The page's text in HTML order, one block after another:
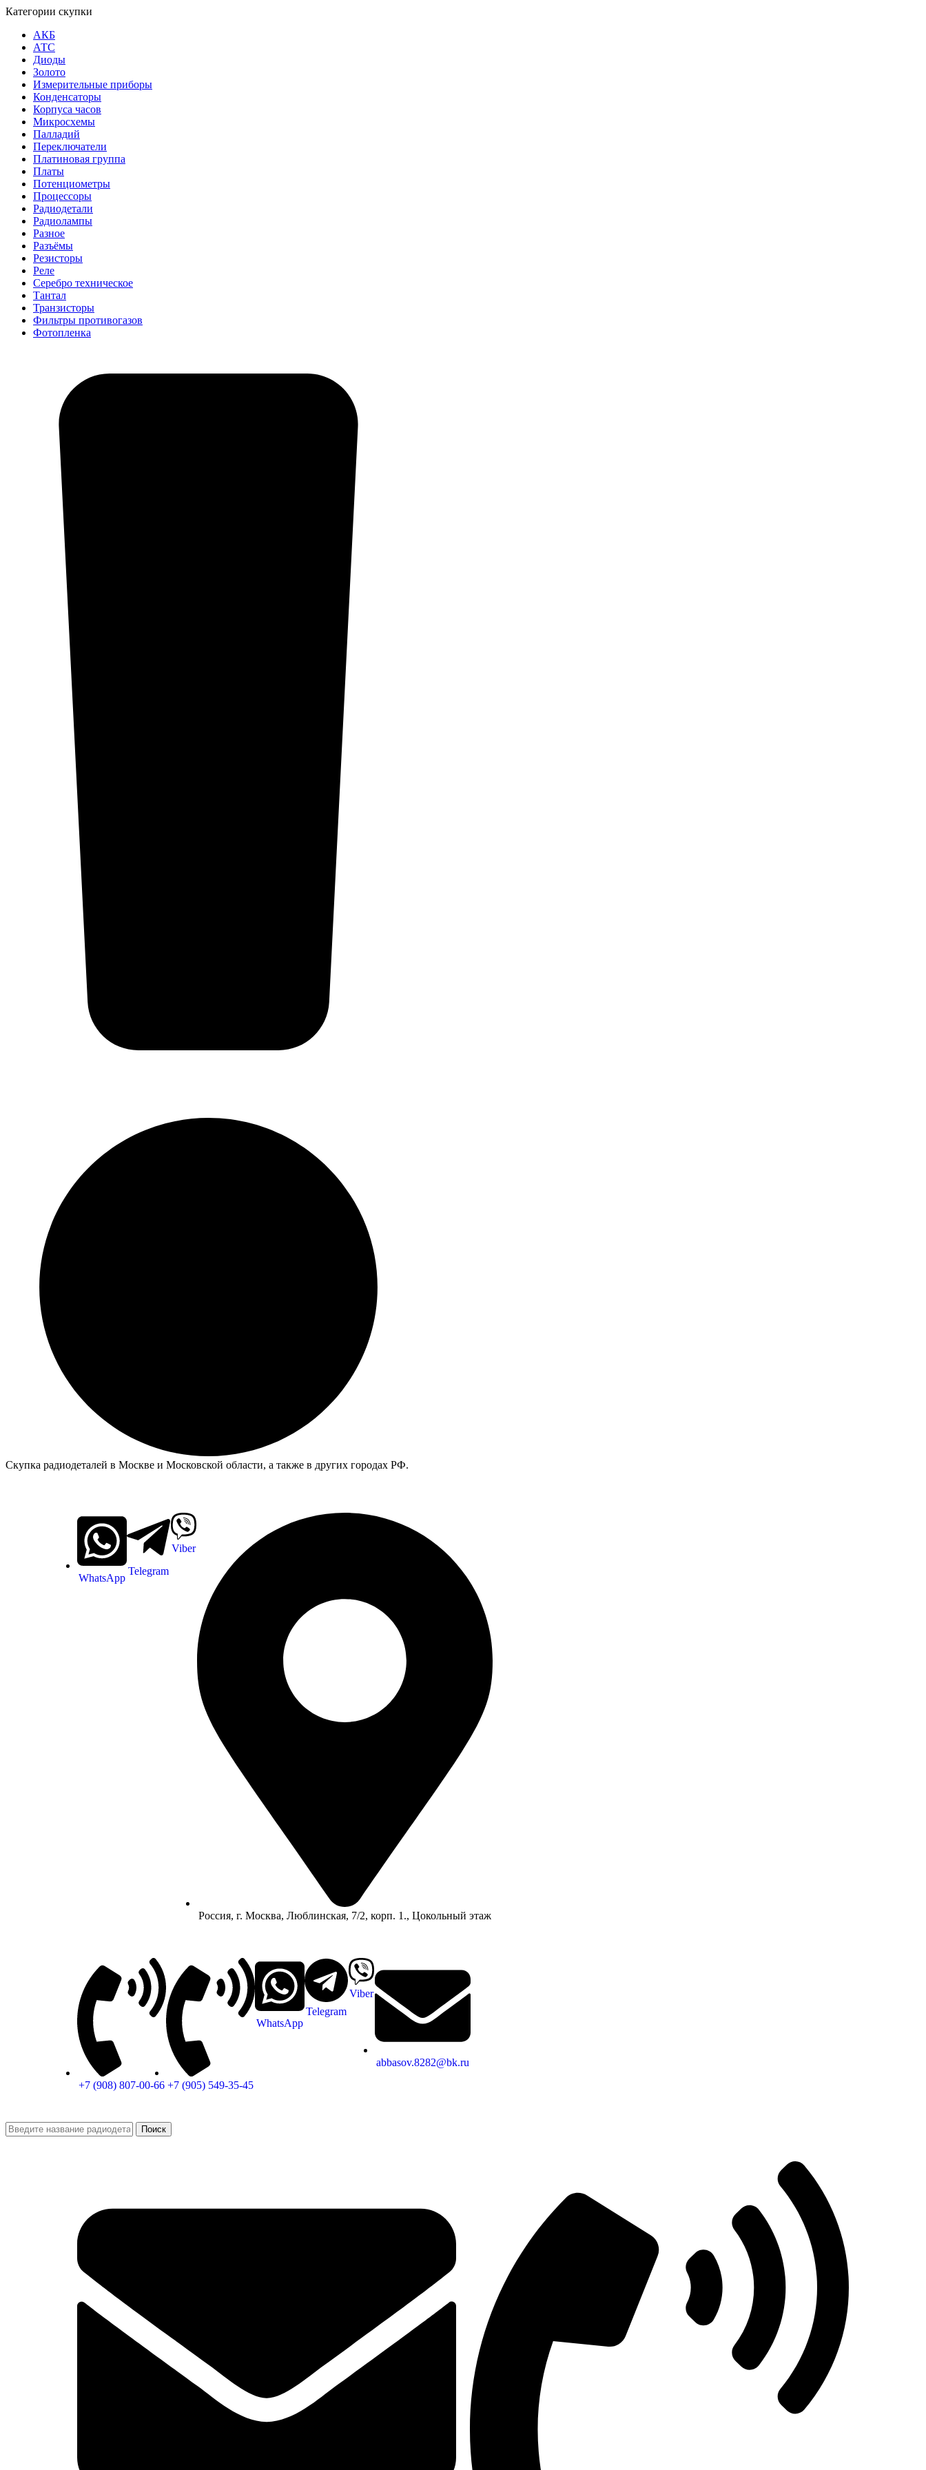
Категории скупки
АКБ
АТС
Диоды
Золото
Измерительные приборы
Конденсаторы
Корпуса часов
Микросхемы
Палладий
Переключатели
Платиновая группа
Платы
Потенциометры
Процессоры
Радиодетали
Радиолампы
Разное
Разъёмы
Резисторы
Реле
Серебро техническое
Тантал
Транзисторы
Фильтры противогазов
Фотопленка
Скупка радиодеталей в Москве и Московской области, а также в других городах РФ.
WhatsApp
Telegram
Viber
Россия, г. Москва, Люблинская, 7/2, корп. 1., Цокольный этаж
+7 (908) 807-00-66 +7 (905) 549-35-45
WhatsApp
Telegram
Viber
abbasov.8282@bk.ru
Поиск